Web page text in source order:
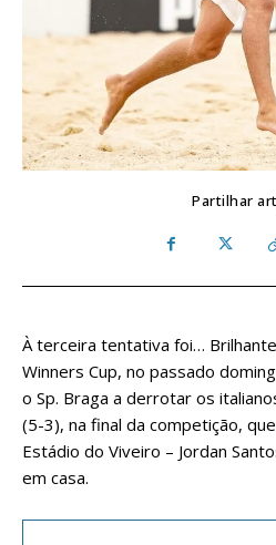
Partilhar
À terceira tentativa foi…
Winners Cup, no passado
o Sp. Braga a derrotar os
(5-3), na final da competição,
Estádio do Viveiro – Jordan
em casa.